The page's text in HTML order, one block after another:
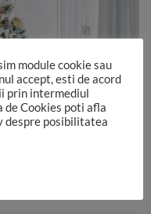
module cookie sau
accept, esti de acord
prin intermediul
Cookies poti afla
despre posibilitatea